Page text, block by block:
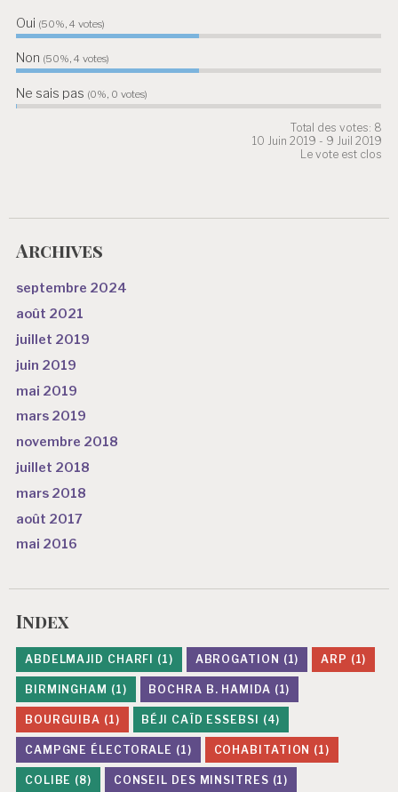
Oui 50%, 4votes
Non 50%, 4votes
Ne sais pas 0%, 0votes
Total des votes: 8
10 Juin 2019 - 9 Juil 2019
Le vote est clos
Archives
septembre 2024
août 2021
juillet 2019
juin 2019
mai 2019
mars 2019
novembre 2018
juillet 2018
mars 2018
août 2017
mai 2016
Index
ABDELMAJID CHARFI (1) ABROGATION (1) ARP (1)
BIRMINGHAM (1) BOCHRA B. HAMIDA (1)
BOURGUIBA (1) BÉJI CAÏD ESSEBSI (4)
CAMPGNE ÉLECTORALE (1) COHABITATION (1)
COLIBE (8) CONSEIL DES MINSITRES (1)